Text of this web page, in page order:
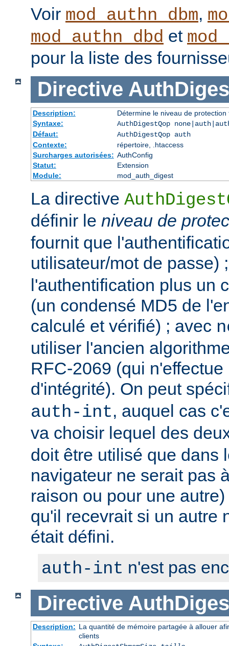
Voir mod_authn_dbm,
mod_authn_dbd et
pour la liste des
Directive
Description:
Détermine le niveau de
Syntaxe:
AuthDigestQop
Défaut:
AuthDigestQop auth
Contexte:
répertoire, .htaccess
Surcharges autorisées: AuthConfig
Statut:
Extension
Module:
mod_auth_digest
La directive
définir le niveau de
fournit que
utilisateur/mot de passe)
l'authentification plus un
(un condensé MD5 de
calculé et vérifié) ; avec
utiliser l'ancien
RFC-2069 (qui
d'intégrité). On peut
auth-int, auquel cas
va choisir lequel des
doit être utilisé que dans
navigateur ne serait pas
raison ou pour une
qu'il recevrait si un autre
était défini.
auth-int n'est pas
Directive
Description: La quantité de mémoire partagée à allouer
clients